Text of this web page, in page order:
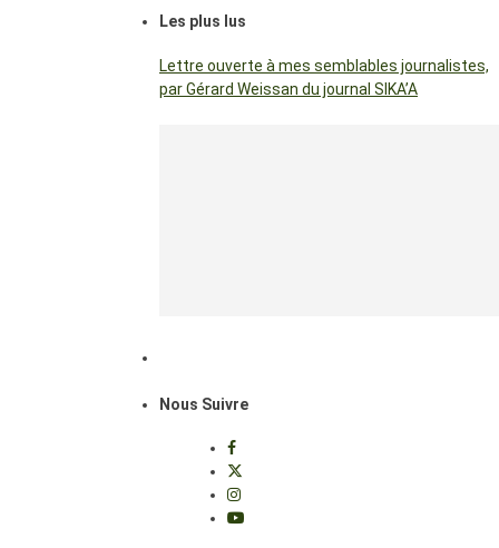
Les plus lus
Lettre ouverte à mes semblables journalistes,
par Gérard Weissan du journal SIKA’A
Nous Suivre